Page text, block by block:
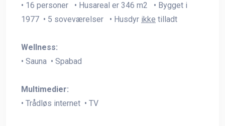
• 16 personer • Husareal er 346 m2 • Bygget i
1977 • 5 soveværelser • Husdyr ikke tilladt
Wellness:
• Sauna • Spabad
Multimedier:
• Trådløs internet • TV